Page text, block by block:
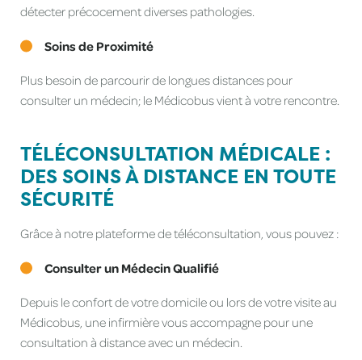
détecter précocement diverses pathologies.
Soins de Proximité
Plus besoin de parcourir de longues distances pour
consulter un médecin; le Médicobus vient à votre rencontre.
TÉLÉCONSULTATION MÉDICALE :
DES SOINS À DISTANCE EN TOUTE
SÉCURITÉ
Grâce à notre plateforme de téléconsultation, vous pouvez :
Consulter un Médecin Qualifié
Depuis le confort de votre domicile ou lors de votre visite au
Médicobus, une infirmière vous accompagne pour une
consultation à distance avec un médecin.